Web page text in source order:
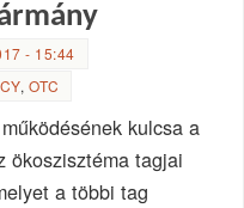
- 15:44
, OTC
kulcsa a
ökoszisztéma tagjai
a többi tag